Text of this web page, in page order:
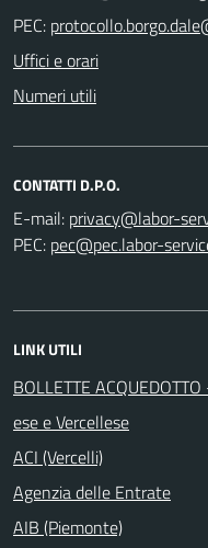
PEC:
Uffici e orari
Numeri utili
CONTATTI D.P.O.
E-mail:
PEC:
LINK UTILI
BOLLETTE
ese e Vercellese
ACI (Vercelli)
Agenzia delle Entrate
AIB (Piemonte)